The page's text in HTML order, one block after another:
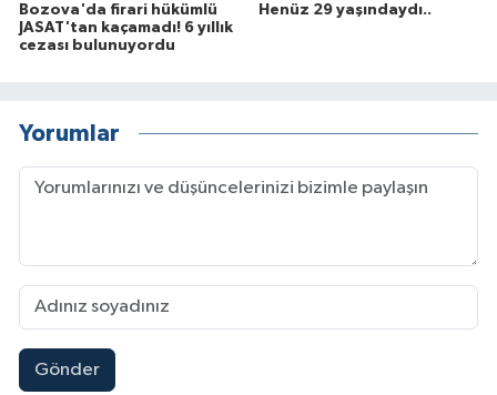
Bozova'da firari hükümlü
JASAT'tan kaçamadı! 6 yıllık
cezası bulunuyordu
Henüz 29 yaşındaydı..
Yorumlar
Gönder